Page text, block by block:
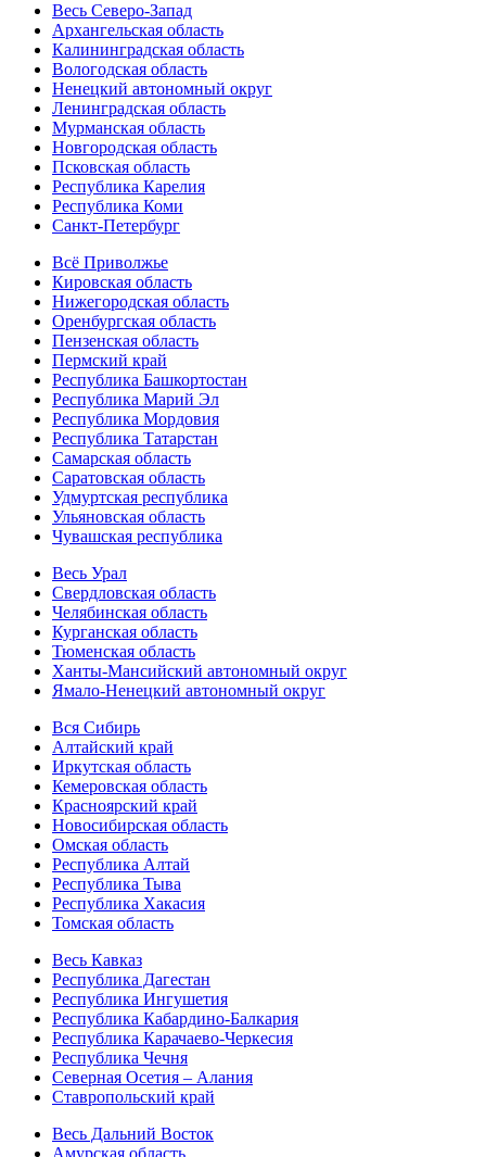
Весь Северо-Запад
Архангельская область
Калининградская область
Вологодская область
Ненецкий автономный округ
Ленинградская область
Мурманская область
Новгородская область
Псковская область
Республика Карелия
Республика Коми
Санкт-Петербург
Всё Приволжье
Кировская область
Нижегородская область
Оренбургская область
Пензенская область
Пермский край
Республика Башкортостан
Республика Марий Эл
Республика Мордовия
Республика Татарстан
Самарская область
Саратовская область
Удмуртская республика
Ульяновская область
Чувашская республика
Весь Урал
Свердловская область
Челябинская область
Курганская область
Тюменская область
Ханты-Мансийский автономный округ
Ямало-Ненецкий автономный округ
Вся Сибирь
Алтайский край
Иркутская область
Кемеровская область
Красноярский край
Новосибирская область
Омская область
Республика Алтай
Республика Тыва
Республика Хакасия
Томская область
Весь Кавказ
Республика Дагестан
Республика Ингушетия
Республика Кабардино-Балкария
Республика Карачаево-Черкесия
Республика Чечня
Северная Осетия – Алания
Ставропольский край
Весь Дальний Восток
Амурская область